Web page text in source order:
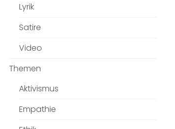
Lyrik
Satire
Video
Themen
Aktivismus
Empathie